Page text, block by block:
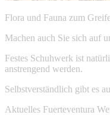
Flora und Fauna zum
Machen auch Sie sich auf
Festes Schuhwerk ist
anstrengend werden.
Selbstverständlich gibt es
Aktuelles Fuerteventura